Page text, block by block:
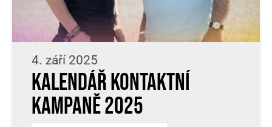
4. září 2025
Kalendář kontaktní
kampaně 2025